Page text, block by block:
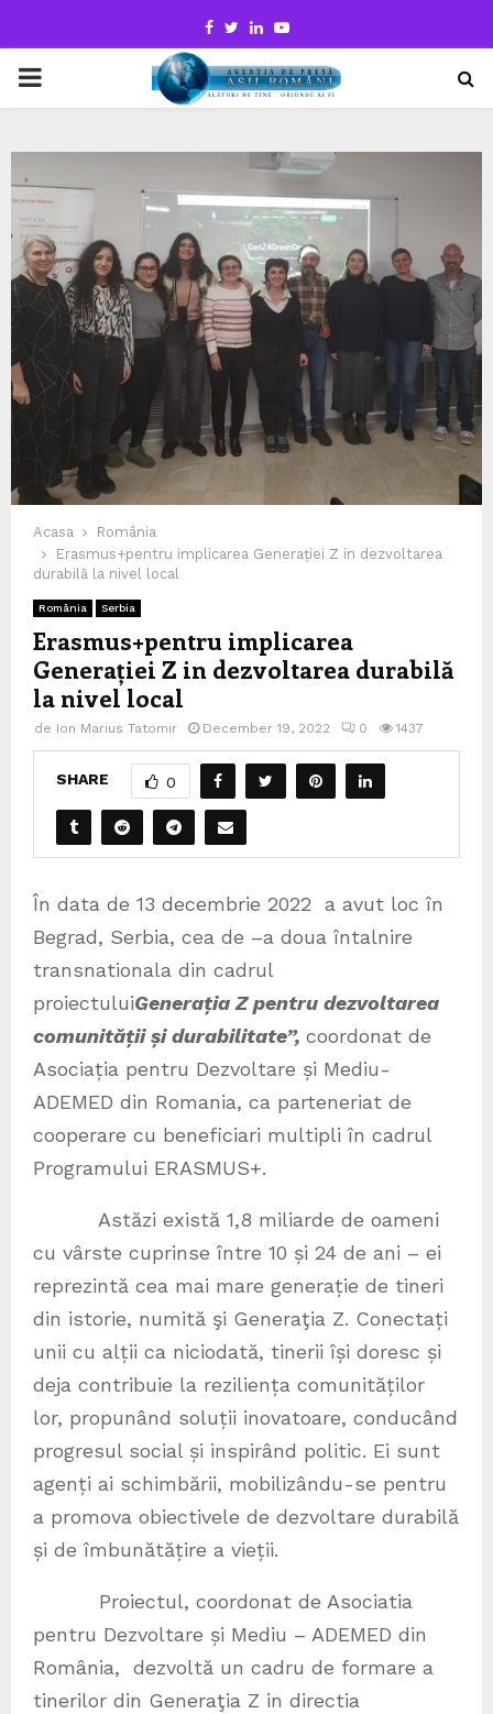
Facebook
TwitterLinkedinYoutube
PRIMARY
Acasa
România
Erasmus+pentru implicarea Generației Z in dezvoltarea
durabilă la nivel local
România Serbia
Erasmus+pentru implicarea
Generației Z in dezvoltarea durabilă
la nivel local
de Ion Marius Tatomir December 19, 2022 0 1437
SHARE 0
În data de 13 decembrie 2022 a avut loc în
Begrad, Serbia, cea de –a doua întalnire
transnationala din cadrul
proiectuluiGenerația Z pentru dezvoltarea
comunității și durabilitate”, coordonat de
Asociația pentru Dezvoltare și Mediu-
ADEMED din Romania, ca parteneriat de
cooperare cu beneficiari multipli în cadrul
Programului ERASMUS+.
Astăzi există 1,8 miliarde de oameni
cu vârste cuprinse între 10 și 24 de ani – ei
reprezintă cea mai mare generație de tineri
din istorie, numită şi Generaţia Z. Conectați
unii cu alții ca niciodată, tinerii își doresc și
deja contribuie la reziliența comunităților
lor, propunând soluții inovatoare, conducând
progresul social și inspirând politic. Ei sunt
agenți ai schimbării, mobilizându-se pentru
a promova obiectivele de dezvoltare durabilă
și de îmbunătățire a vieții.
Proiectul, coordonat de Asociatia
pentru Dezvoltare și Mediu – ADEMED din
România, dezvoltă un cadru de formare a
tinerilor din Generaţia Z in directia